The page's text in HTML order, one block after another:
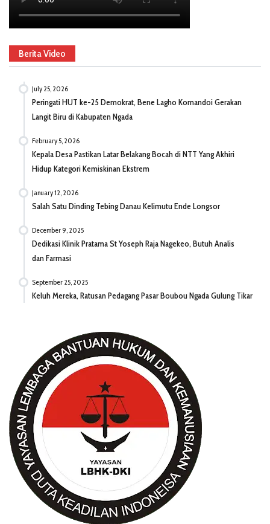
Berita Video
July 25, 2026
Peringati HUT ke-25 Demokrat, Bene Lagho Komandoi Gerakan
Langit Biru di Kabupaten Ngada
February 5, 2026
Kepala Desa Pastikan Latar Belakang Bocah di NTT Yang Akhiri
Hidup Kategori Kemiskinan Ekstrem
January 12, 2026
Salah Satu Dinding Tebing Danau Kelimutu Ende Longsor
December 9, 2025
Dedikasi Klinik Pratama St Yoseph Raja Nagekeo, Butuh Analis
dan Farmasi
September 25, 2025
Keluh Mereka, Ratusan Pedagang Pasar Boubou Ngada Gulung Tikar